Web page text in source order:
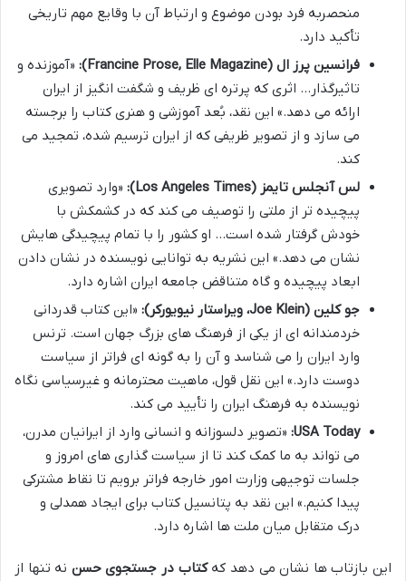
منحصربه فرد بودن موضوع و ارتباط آن با وقایع مهم تاریخی
تأکید دارد.
فرانسین پرز ال (Francine Prose, Elle Magazine):
«آموزنده و
تاثیرگذار… اثری که پرتره ای ظریف و شگفت انگیز از ایران
ارائه می دهد.» این نقد، بُعد آموزشی و هنری کتاب را برجسته
می سازد و از تصویر ظریفی که از ایران ترسیم شده، تمجید می
کند.
لس آنجلس تایمز (Los Angeles Times):
«وارد تصویری
پیچیده تر از ملتی را توصیف می کند که در کشمکش با
خودش گرفتار شده است… او کشور را با تمام پیچیدگی هایش
نشان می دهد.» این نشریه به توانایی نویسنده در نشان دادن
ابعاد پیچیده و گاه متناقض جامعه ایران اشاره دارد.
جو کلین (Joe Klein، ویراستار نیویورکر):
«این کتاب قدردانی
خردمندانه ای از یکی از فرهنگ های بزرگ جهان است. ترنس
وارد ایران را می شناسد و آن را به گونه ای فراتر از سیاست
دوست دارد.» این نقل قول، ماهیت محترمانه و غیرسیاسی نگاه
نویسنده به فرهنگ ایران را تأیید می کند.
USA Today: «تصویر دلسوزانه و انسانی وارد از ایرانیان مدرن،
می تواند به ما کمک کند تا از سیاست گذاری های امروز و
جلسات توجیهی وزارت امور خارجه فراتر برویم تا نقاط مشترکی
پیدا کنیم.» این نقد به پتانسیل کتاب برای ایجاد همدلی و
درک متقابل میان ملت ها اشاره دارد.
این بازتاب ها نشان می دهد کهکتاب در جستجوی حسن نه تنها از